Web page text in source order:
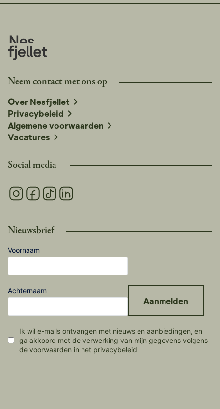
Social media
Nieuwsbrief
Voornaam
Achternaam
Ik wil e-mails ontvangen met nieuws en aanbiedingen, en
ga akkoord met de verwerking van mijn gegevens volgens
de voorwaarden in het privacybeleid
Aanmelden
Neem contact met ons op
Over Nesfjellet
Privacybeleid
Algemene voorwaarden
Vacatures